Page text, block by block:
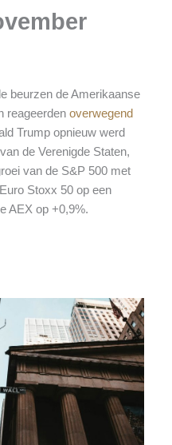
beurzen de Amerikaanse
reageerden overwegend
Trump opnieuw werd
de Verenigde Staten,
van de S&P 500 met
Stoxx 50 op een
AEX op +0,9%.